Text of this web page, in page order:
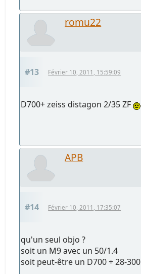
romu22
#13 Février 10, 2011, 15:59:09
D700+ zeiss distagon 2/35 ZF
APB
#14 Février 10, 2011, 17:35:07
qu'un seul objo ?
soit un M9 avec un 50/1.4
soit peut-être un D700 + 28-300